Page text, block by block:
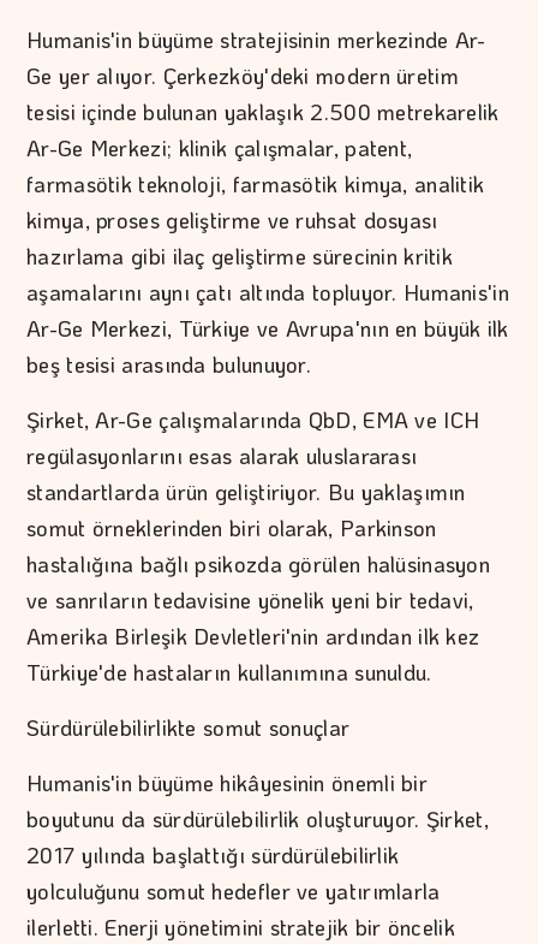
Humanis'in büyüme stratejisinin merkezinde Ar-
Ge yer alıyor. Çerkezköy'deki modern üretim
tesisi içinde bulunan yaklaşık 2.500 metrekarelik
Ar-Ge Merkezi; klinik çalışmalar, patent,
farmasötik teknoloji, farmasötik kimya, analitik
kimya, proses geliştirme ve ruhsat dosyası
hazırlama gibi ilaç geliştirme sürecinin kritik
aşamalarını aynı çatı altında topluyor. Humanis'in
Ar-Ge Merkezi, Türkiye ve Avrupa'nın en büyük ilk
beş tesisi arasında bulunuyor.
Şirket, Ar-Ge çalışmalarında QbD, EMA ve ICH
regülasyonlarını esas alarak uluslararası
standartlarda ürün geliştiriyor. Bu yaklaşımın
somut örneklerinden biri olarak, Parkinson
hastalığına bağlı psikozda görülen halüsinasyon
ve sanrıların tedavisine yönelik yeni bir tedavi,
Amerika Birleşik Devletleri'nin ardından ilk kez
Türkiye'de hastaların kullanımına sunuldu.
Sürdürülebilirlikte somut sonuçlar
Humanis'in büyüme hikâyesinin önemli bir
boyutunu da sürdürülebilirlik oluşturuyor. Şirket,
2017 yılında başlattığı sürdürülebilirlik
yolculuğunu somut hedefler ve yatırımlarla
ilerletti. Enerji yönetimini stratejik bir öncelik